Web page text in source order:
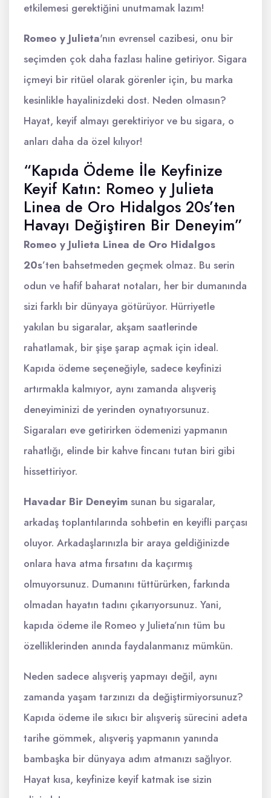
etkilemesi gerektiğini unutmamak lazım!
Romeo y Julieta'nın evrensel cazibesi, onu bir
seçimden çok daha fazlası haline getiriyor. Sigara
içmeyi bir ritüel olarak görenler için, bu marka
kesinlikle hayalinizdeki dost. Neden olmasın?
Hayat, keyif almayı gerektiriyor ve bu sigara, o
anları daha da özel kılıyor!
“Kapıda Ödeme İle Keyfinize
Keyif Katın: Romeo y Julieta
Linea de Oro Hidalgos 20s’ten
Havayı Değiştiren Bir Deneyim”
Romeo y Julieta Linea de Oro Hidalgos
20s’ten bahsetmeden geçmek olmaz. Bu serin
odun ve hafif baharat notaları, her bir dumanında
sizi farklı bir dünyaya götürüyor. Hürriyetle
yakılan bu sigaralar, akşam saatlerinde
rahatlamak, bir şişe şarap açmak için ideal.
Kapıda ödeme seçeneğiyle, sadece keyfinizi
artırmakla kalmıyor, aynı zamanda alışveriş
deneyiminizi de yerinden oynatıyorsunuz.
Sigaraları eve getirirken ödemenizi yapmanın
rahatlığı, elinde bir kahve fincanı tutan biri gibi
hissettiriyor.
Havadar Bir Deneyim sunan bu sigaralar,
arkadaş toplantılarında sohbetin en keyifli parçası
oluyor. Arkadaşlarınızla bir araya geldiğinizde
onlara hava atma fırsatını da kaçırmış
olmuyorsunuz. Dumanını tüttürürken, farkında
olmadan hayatın tadını çıkarıyorsunuz. Yani,
kapıda ödeme ile Romeo y Julieta’nın tüm bu
özelliklerinden anında faydalanmanız mümkün.
Neden sadece alışveriş yapmayı değil, aynı
zamanda yaşam tarzınızı da değiştirmiyorsunuz?
Kapıda ödeme ile sıkıcı bir alışveriş sürecini adeta
tarihe gömmek, alışveriş yapmanın yanında
bambaşka bir dünyaya adım atmanızı sağlıyor.
Hayat kısa, keyfinize keyif katmak ise sizin